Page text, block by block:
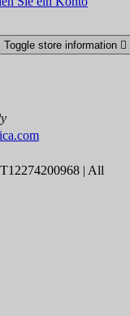
Toggle store information 
| All